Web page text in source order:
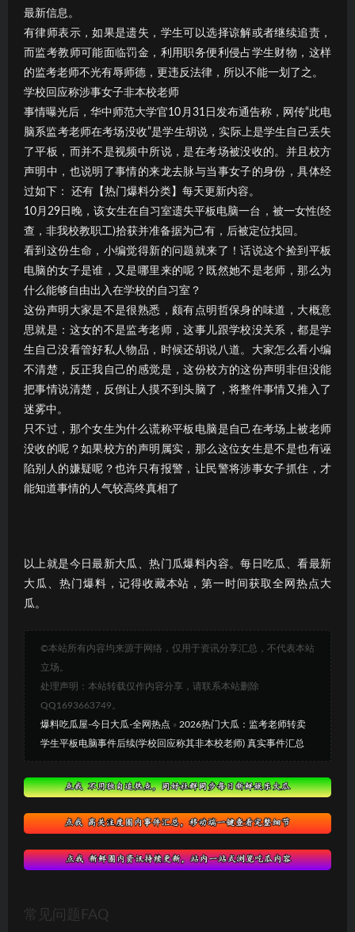
最新信息。
有律师表示，如果是遗失，学生可以选择谅解或者继续追责，
而监考教师可能面临罚金，利用职务便利侵占学生财物，这样
的监考老师不光有辱师德，更违反法律，所以不能一划了之。
学校回应称涉事女子非本校老师
事情曝光后，华中师范大学官10月31日发布通告称，网传“此电
脑系监考老师在考场没收”是学生胡说，实际上是学生自己丢失
了平板，而并不是视频中所说，是在考场被没收的。并且校方
声明中，也说明了事情的来龙去脉与当事女子的身份，具体经
过如下： 还有【热门爆料分类】每天更新内容。
10月29日晚，该女生在自习室遗失平板电脑一台，被一女性(经
查，非我校教职工)拾获并准备据为己有，后被定位找回。
看到这份生命，小编觉得新的问题就来了！话说这个捡到平板
电脑的女子是谁，又是哪里来的呢？既然她不是老师，那么为
什么能够自由出入在学校的自习室？
这份声明大家是不是很熟悉，颇有点明哲保身的味道，大概意
思就是：这女的不是监考老师，这事儿跟学校没关系，都是学
生自己没看管好私人物品，时候还胡说八道。大家怎么看小编
不清楚，反正我自己的感觉是，这份校方的这份声明非但没能
把事情说清楚，反倒让人摸不到头脑了，将整件事情又推入了
迷雾中。
只不过，那个女生为什么谎称平板电脑是自己在考场上被老师
没收的呢？如果校方的声明属实，那么这位女生是不是也有诬
陷别人的嫌疑呢？也许只有报警，让民警将涉事女子抓住，才
能知道事情的人气较高终真相了
以上就是今日最新大瓜、热门瓜爆料内容。每日吃瓜、看最新
大瓜、热门爆料，记得收藏本站，第一时间获取全网热点大
瓜。
©本站所有内容均来源于网络，仅用于资讯分享汇总，不代表本站
立场。
处理声明：本站转载仅作内容分享，请联系本站删除
QQ1693663749。
爆料吃瓜屋-今日大瓜-全网热点 » 2026热门大瓜：监考老师转卖
学生平板电脑事件后续(学校回应称其非本校老师) 真实事件汇总
常见问题FAQ